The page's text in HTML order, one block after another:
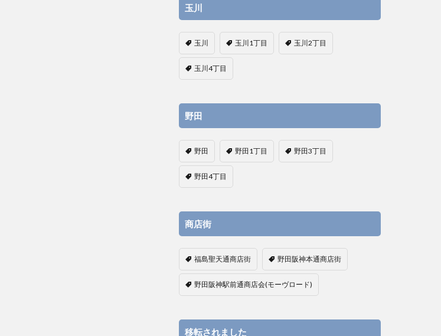
玉川
玉川 玉川1丁目 玉川2丁目
玉川4丁目
野田
野田 野田1丁目 野田3丁目
野田4丁目
商店街
福島聖天通商店街 野田阪神本通商店街
野田阪神駅前通商店会(モーヴロード)
移転されました